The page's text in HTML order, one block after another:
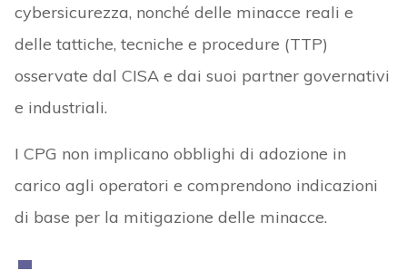
cybersicurezza, nonché delle minacce reali e
delle tattiche, tecniche e procedure (TTP)
osservate dal CISA e dai suoi partner governativi
e industriali.
I CPG non implicano obblighi di adozione in
carico agli operatori e comprendono indicazioni
di base per la mitigazione delle minacce.